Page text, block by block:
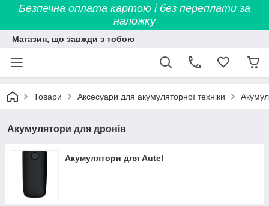
Безпечна оплата картою і без переплати за
наложку
Магазин, що завжди з тобою
Товари Аксесуари для акумуляторної техніки
Акумулятори для дронів
Акумулятори для Autel